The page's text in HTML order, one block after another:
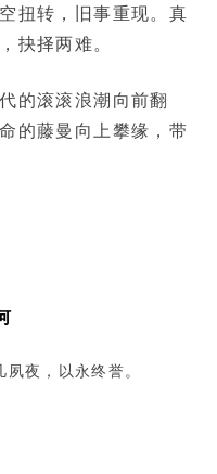
扭转，旧事重现。真
抉择两难。
的滚滚浪潮向前翻
的藤曼向上攀缘，带
夙夜，以永终誉。